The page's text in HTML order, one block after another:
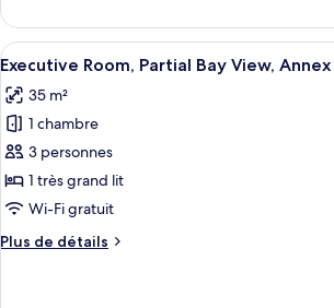
dans
les
dépendances
le
type
de
Chambre
Double,
dans
les
dépendances
Afficher
toutes
les
photos
pour
ce
type
chambre :
Une
5
Executive Room, Partial Bay View,
35 m²
1 chambre
3 personnes
1 très grand lit
Wi-Fi gratuit
Plus de détails
Plus